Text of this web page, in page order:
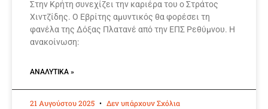
Στην Κρήτη συνεχίζει την καριέρα του ο Στράτος
Χιντζίδης. Ο Εβρίτης αμυντικός θα φορέσει τη
φανέλα της Δόξας Πλατανέ από την ΕΠΣ Ρεθύμνου. Η
ανακοίνωση:
ΑΝΑΛΥΤΙΚΆ »
21 Αυγούστου 2025 Δεν υπάρχουν Σχόλια